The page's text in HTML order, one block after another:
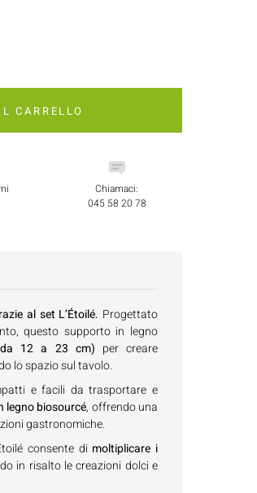
CARRELLO
Chiamaci:
045 58 20 78
al set L’Étoilé. Progettato
questo supporto in legno
12 a 23 cm) per creare
lo spazio sul tavolo.
e facili da trasportare e
legno biosourcé, offrendo una
gastronomiche.
consente di moltiplicare i
in risalto le creazioni dolci e